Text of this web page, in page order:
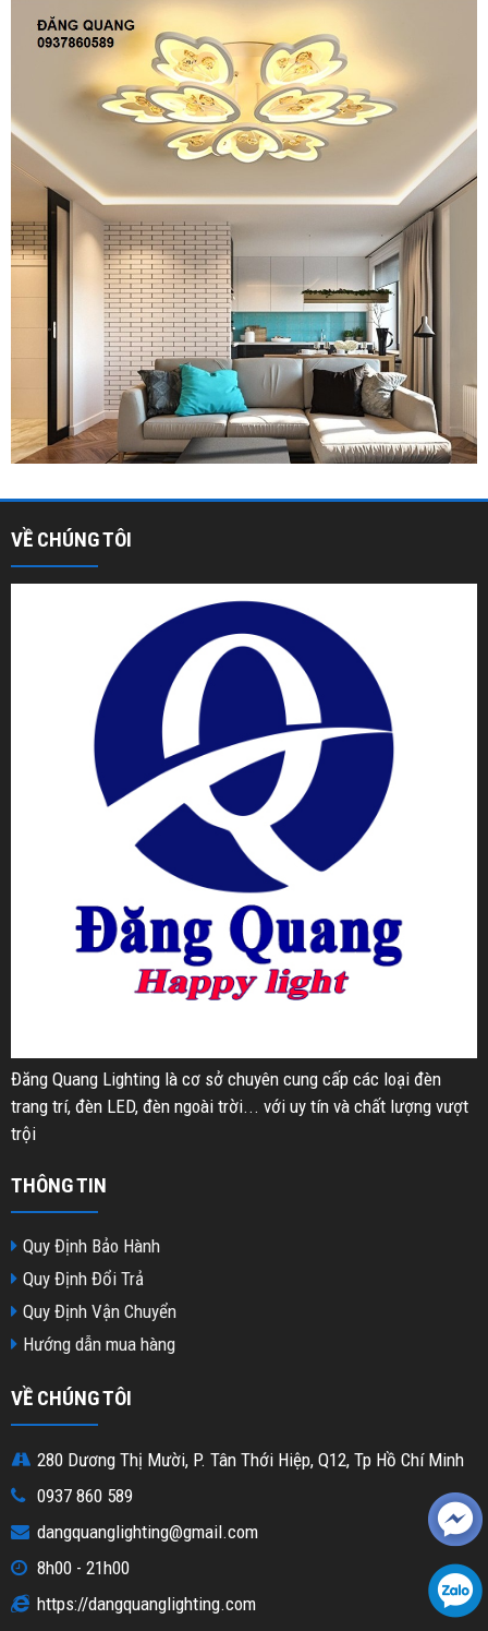
VỀ CHÚNG TÔI
Đăng Quang Lighting là cơ sở chuyên cung cấp các loại đèn
trang trí, đèn LED, đèn ngoài trời... với uy tín và chất lượng vượt
trội
THÔNG TIN
Quy Định Bảo Hành
Quy Định Đổi Trả
Quy Định Vận Chuyển
Hướng dẫn mua hàng
VỀ CHÚNG TÔI
280 Dương Thị Mười, P. Tân Thới Hiệp, Q12, Tp Hồ Chí Minh
0937 860 589
dangquanglighting@gmail.com
8h00 - 21h00
https://dangquanglighting.com